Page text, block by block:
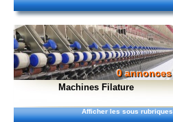
0 annonces
Machines Filature
Afficher les sous rubriques